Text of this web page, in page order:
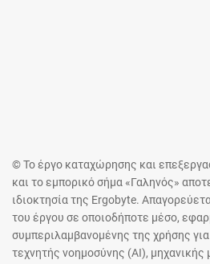
© Το έργο καταχώρησης και
και το εμπορικό σήμα «Γαληνός»
ιδιοκτησία της Ergobyte.
του έργου σε οποιοδήποτε μέσο,
συμπεριλαμβανομένης της χρήσης
τεχνητής νοημοσύνης (AI),